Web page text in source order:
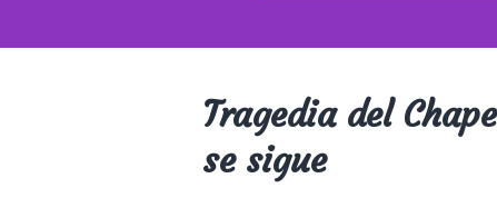
Tragedia del
se sigue